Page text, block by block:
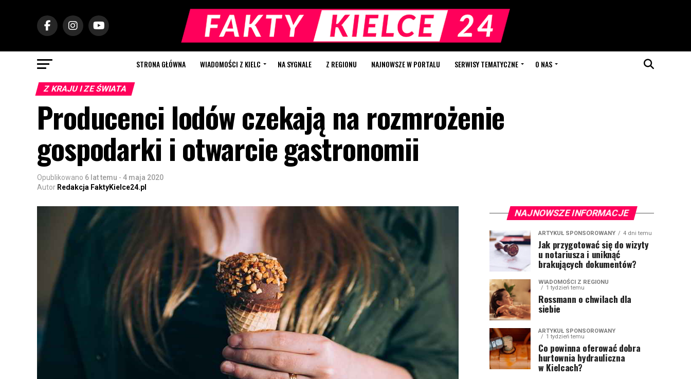
STRONA GŁÓWNA WIADOMOŚCI Z KIELC NA SYGNALE Z REGIONU NAJNOWSZE W PORTALU SERWISY TEMATYCZNE O NAS
Z KRAJU I ZE ŚWIATA
Producenci lodów czekają na rozmrożenie
gospodarki i otwarcie gastronomii
Opublikowano 6 lat temu - 4 maja 2020
Autor Redakcja FaktyKielce24.pl
NAJNOWSZE INFORMACJE
ARTYKUŁ SPONSOROWANY 4 dni temu
Jak przygotować się do wizyty
u notariusza i uniknąć
brakujących dokumentów?
WIADOMOŚCI Z REGIONU
1 tydzień temu
Rossmann o chwilach dla
siebie
ARTYKUŁ SPONSOROWANY
1 tydzień temu
Co powinna oferować dobra
hurtownia hydrauliczna
w Kielcach?